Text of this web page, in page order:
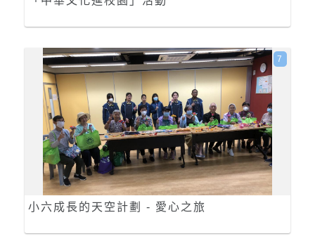
小六成長的天空計劃 - 愛心之旅
7